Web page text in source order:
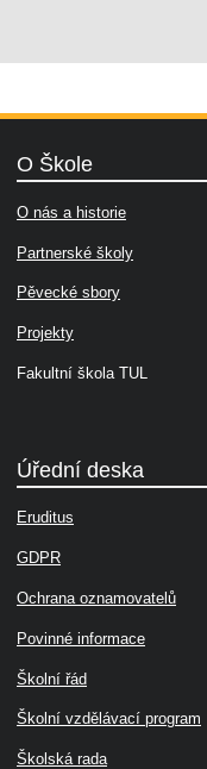
O Škole
O nás a historie
Partnerské školy
Pěvecké sbory
Projekty
Fakultní škola TUL
Úřední deska
Eruditus
GDPR
Ochrana oznamovatelů
Povinné informace
Školní řád
Školní vzdělávací program
Školská rada